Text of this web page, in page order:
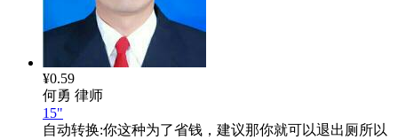
¥0.59
何勇 律师
15"
自动转换:你这种为了省钱，建议那你就可以退出厕所以